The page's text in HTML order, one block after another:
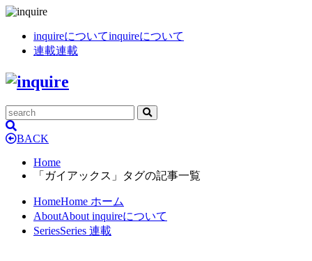
inquireについてinquireについて
連載連載
BACK
Home
「ガイアックス」タグの記事一覧
HomeHome ホーム
AboutAbout inquireについて
SeriesSeries 連載